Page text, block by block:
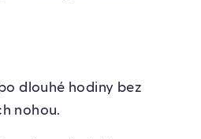
dlouhé hodiny bez
nohou.